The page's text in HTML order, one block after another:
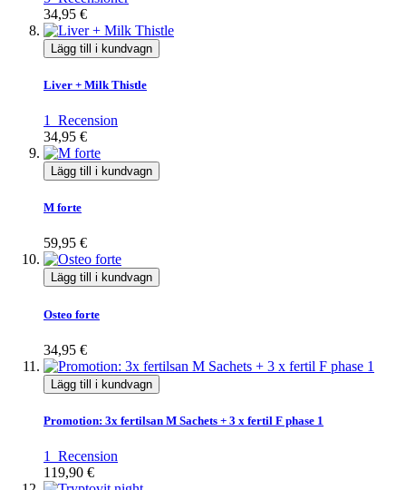
34,95 €
Lägg till i kundvagn
Liver + Milk Thistle
1 Recension
34,95 €
Lägg till i kundvagn
M forte
59,95 €
Lägg till i kundvagn
Osteo forte
34,95 €
Lägg till i kundvagn
Promotion: 3x fertilsan M Sachets + 3 x fertil F phase 1
1 Recension
119,90 €